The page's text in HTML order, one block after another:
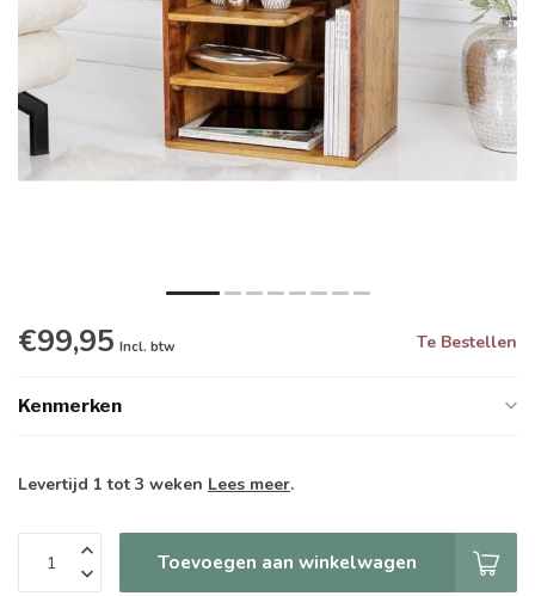
€99,95 Incl. btw Te Bestellen
Kenmerken
Levertijd 1 tot 3 weken Lees meer.
Toevoegen aan winkelwagen